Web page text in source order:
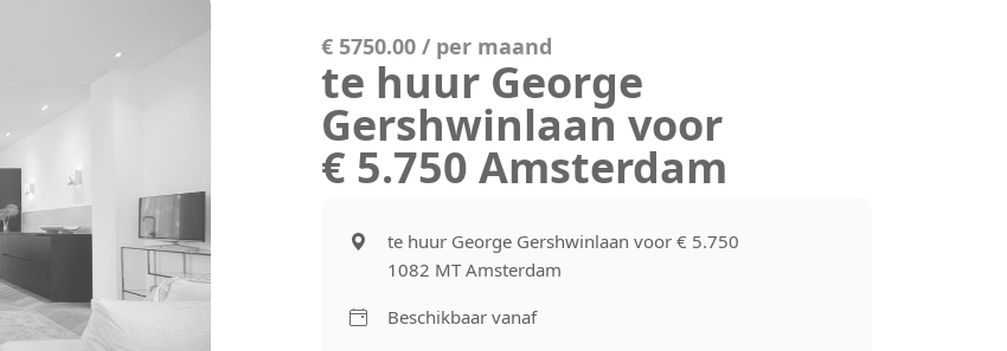
€ 5750.00 / per maand
te huur George
Gershwinlaan voor
€ 5.750 Amsterdam
te huur George Gershwinlaan voor € 5.750
1082 MT Amsterdam
Beschikbaar vanaf